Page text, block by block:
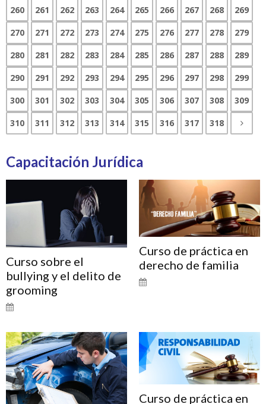
260 261 262 263 264 265 266 267 268
269
270
271 272 273 274 275 276 277 278
279
280
281 282 283 284 285 286 287 288
289
290
291 292 293 294 295 296 297 298
299
300
301 302 303 304 305 306 307 308
309
310
311 312 313 314 315 316 317 318
Capacitación Jurídica
Curso sobre el
bullying y el delito de
grooming
Curso de práctica en
derecho de familia
Curso de práctica en